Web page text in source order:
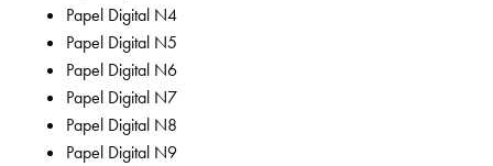
Papel Digital N4
Papel Digital N5
Papel Digital N6
Papel Digital N7
Papel Digital N8
Papel Digital N9